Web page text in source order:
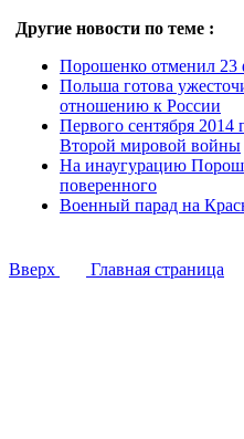
Другие новости по теме :
Порошенко отменил 23
Польша готова
отношению к России
Первого сентября 2014
Второй мировой войны
На инаугурацию
поверенного
Военный парад на
Вверх Главная страница